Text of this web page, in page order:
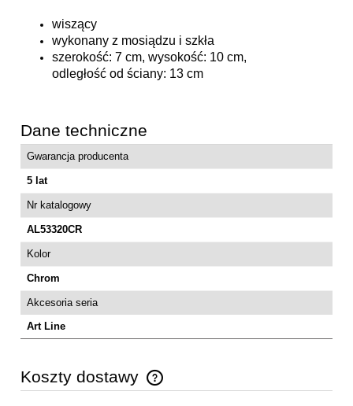
wiszący
wykonany z mosiądzu i szkła
szerokość: 7 cm, wysokość: 10 cm,
odległość od ściany: 13 cm
Dane techniczne
Gwarancja producenta
5 lat
Nr katalogowy
AL53320CR
Kolor
Chrom
Akcesoria seria
Art Line
Koszty dostawy
Cena nie zawiera ewentualnych kosztów płatności